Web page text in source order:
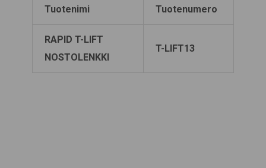
Tuotenimi Tuotenumero
RAPID T-LIFT
NOSTOLENKKI
T-LIFT13